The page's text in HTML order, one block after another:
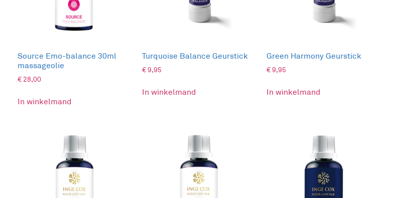
warme en unieke geurbeleving in je huis.
zowel voor jezelf als voor je andere gezinsleden en mensen die op bezoek komen.
gamma.
Source Emo-balance 30ml
massageolie
€ 28,00
In winkelmand
Turquoise Balance Geurstick
€9,95
In winkelmand
Green Harmony Geurstick
€9,95
In winkelmand